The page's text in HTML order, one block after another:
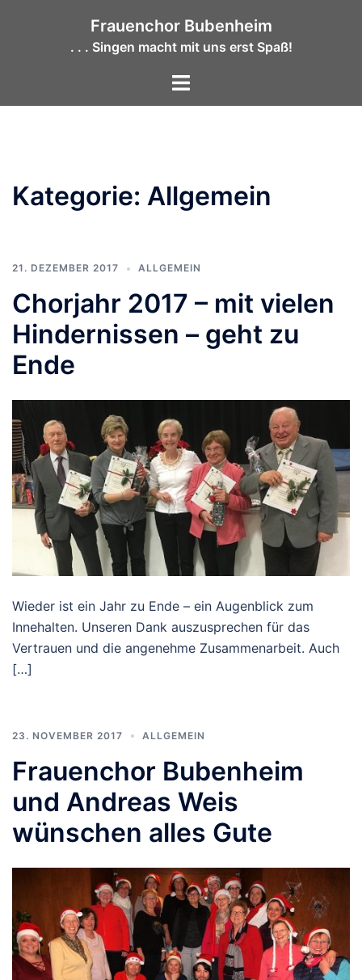
Frauenchor Bubenheim
. . . Singen macht mit uns erst Spaß!
Menü
Kategorie: Allgemein
21. DEZEMBER 2017 ALLGEMEIN
Chorjahr 2017 – mit vielen
Hindernissen – geht zu
Ende
Wieder ist ein Jahr zu Ende – ein Augenblick zum
Innehalten. Unseren Dank auszusprechen für das
Vertrauen und die angenehme Zusammenarbeit. Auch
[…]
23. NOVEMBER 2017 ALLGEMEIN
Frauenchor Bubenheim
und Andreas Weis
wünschen alles Gute